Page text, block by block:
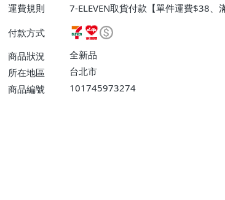
運費規則
7-ELEVEN取貨付款【單件運費$38
ELEVEN取貨不付款【免運費】、萊
或消費滿$1298免運費】、宅配/貨運
$1598免運費】
付款方式
商品狀況
全新品
所在地區
台北市
商品編號
101745973274